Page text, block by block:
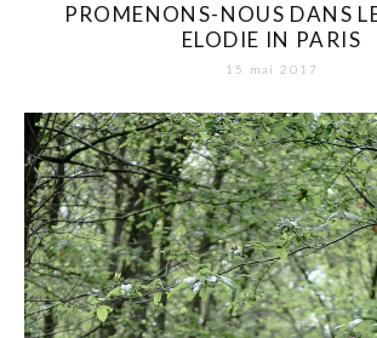
PROMENONS-NOUS DANS
ELODIE IN PARIS
15 mai 2017